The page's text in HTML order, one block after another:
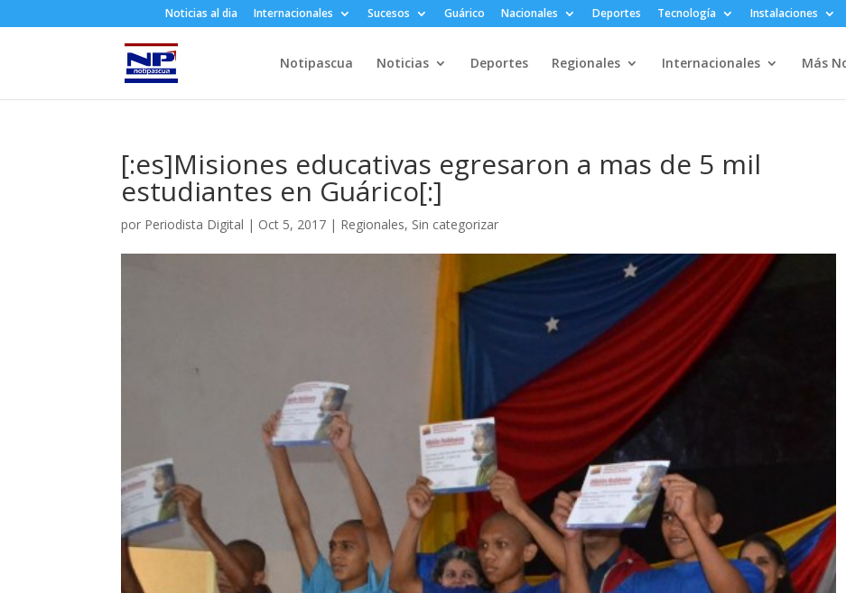
Noticias al dia Internacionales Sucesos Guárico Nacionales Deportes Tecnología Instalaciones
Notipascua Noticias Deportes Regionales Internacionales Más
[:es]Misiones educativas egresaron a mas de 5 mil
estudiantes en Guárico[:]
por Periodista Digital | Oct 5, 2017 | Regionales, Sin categorizar